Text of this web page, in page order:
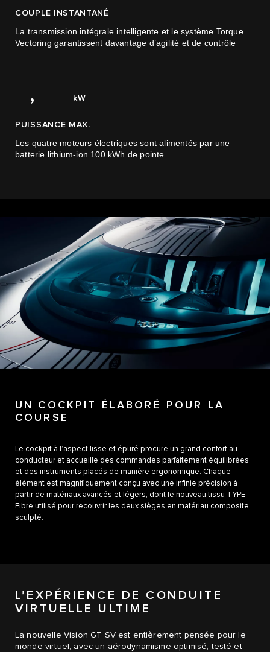
COUPLE INSTANTANÉ
La transmission intégrale intelligente et le système Torque
Vectoring garantissent davantage d’agilité et de contrôle
,
1
2
1,400 kW
PUISSANCE MAX.
Les quatre moteurs électriques sont alimentés par une
batterie lithium-ion 100 kWh de pointe
UN COCKPIT ÉLABORÉ POUR LA
COURSE
Le cockpit à l’aspect lisse et épuré procure un grand confort au
conducteur et accueille des commandes parfaitement équilibrées
et des instruments placés de manière ergonomique. Chaque
élément est magnifiquement conçu avec une infinie précision à
partir de matériaux avancés et légers, dont le nouveau tissu TYPE-
Fibre utilisé pour recouvrir les deux sièges en matériau composite
sculpté.
L’EXPÉRIENCE DE CONDUITE
VIRTUELLE ULTIME
La nouvelle Vision GT SV est entièrement pensée pour le
monde virtuel, avec un aérodynamisme optimisé, testé et